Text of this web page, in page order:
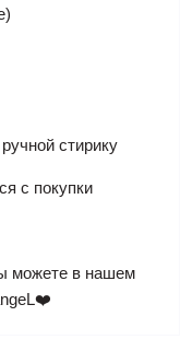
стирику
с покупки
можете в нашем